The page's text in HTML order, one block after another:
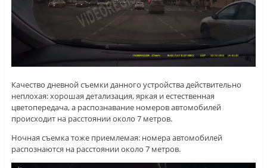
Качество дневной съемки данного устройства действительно
неплохая: хорошая детализация, яркая и естественная
цветопередача, а распознавание номеров автомобилей
происходит на расстоянии около 7 метров.
Ночная съемка тоже приемлемая: номера автомобилей
распознаются на расстоянии около 7 метров.